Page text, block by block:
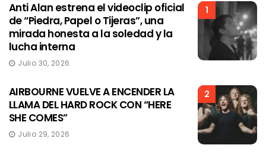
1
Anti Alan estrena el videoclip oficial
de “Piedra, Papel o Tijeras”, una
mirada honesta a la soledad y la
lucha interna
Julio 30, 2026
2
AIRBOURNE VUELVE A ENCENDER LA
LLAMA DEL HARD ROCK CON “HERE
SHE COMES”
Julio 29, 2026